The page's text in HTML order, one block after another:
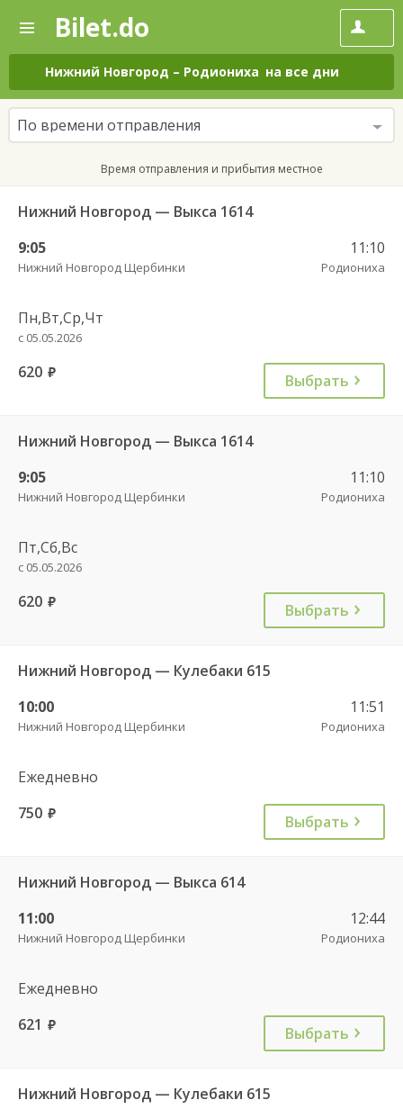
—
Поиск
и
покупка
билетов
на
автобус
онлайн
Bilet.do
Нижний Новгород – Родиониха на все дни
По времени отправления
Время отправления и прибытия местное
Нижний Новгород — Выкса 1614
9:05
Нижний Новгород Щербинки
11:10
Родиониха
Пн,Вт,Ср,Чт
с 05.05.2026
620 руб. Выбрать
Нижний Новгород — Выкса 1614
9:05
Нижний Новгород Щербинки
11:10
Родиониха
Пт,Сб,Вс
с 05.05.2026
620 руб. Выбрать
Нижний Новгород — Кулебаки 615
10:00
Нижний Новгород Щербинки
11:51
Родиониха
Ежедневно
750 руб. Выбрать
Нижний Новгород — Выкса 614
11:00
Нижний Новгород Щербинки
12:44
Родиониха
Ежедневно
621 руб. Выбрать
Нижний Новгород — Кулебаки 615